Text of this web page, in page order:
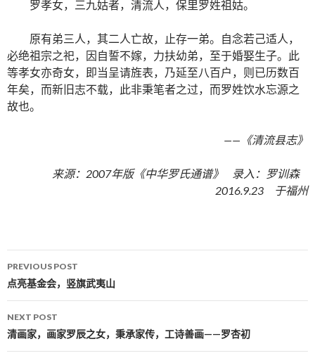
罗孝女，三九姑者，清流人，保里罗姓祖姑。
原有弟三人，其二人亡故，止存一弟。自念若己适人，
必绝祖宗之祀，因自誓不嫁，力扶幼弟，至于婚娶生子。此
等孝女亦奇女，即当呈请旌表，乃延至八百户，则已历数百
年矣，而新旧志不载，此非秉笔者之过，而罗姓饮水忘源之
故也。
——《清流县志》
来源：2007年版《中华罗氏通谱》 录入：罗训森
2016.9.23 于福州
Post navigation
PREVIOUS POST
点亮基金会，竖旗武夷山
NEXT POST
清画家，画家罗辰之女，秉承家传，工诗善画——罗杏初